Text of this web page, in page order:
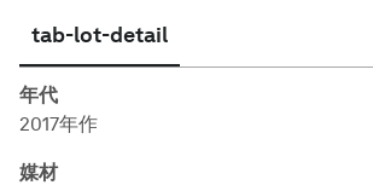
tab-lot-detail
年代
2017年作
媒材